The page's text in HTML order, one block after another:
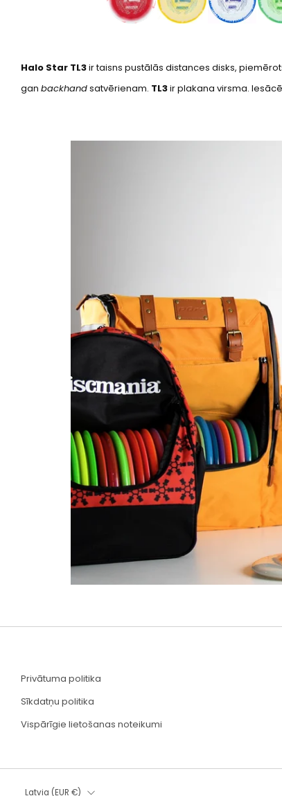
Halo Star TL3ir taisns pustālās distances disks,
gan backhandsatvērienam. TL3ir plakana virsma.
Privātuma politika
Sīkdatņu politika
Vispārīgie lietošanas noteikumi
Country
Latvia (EUR €)